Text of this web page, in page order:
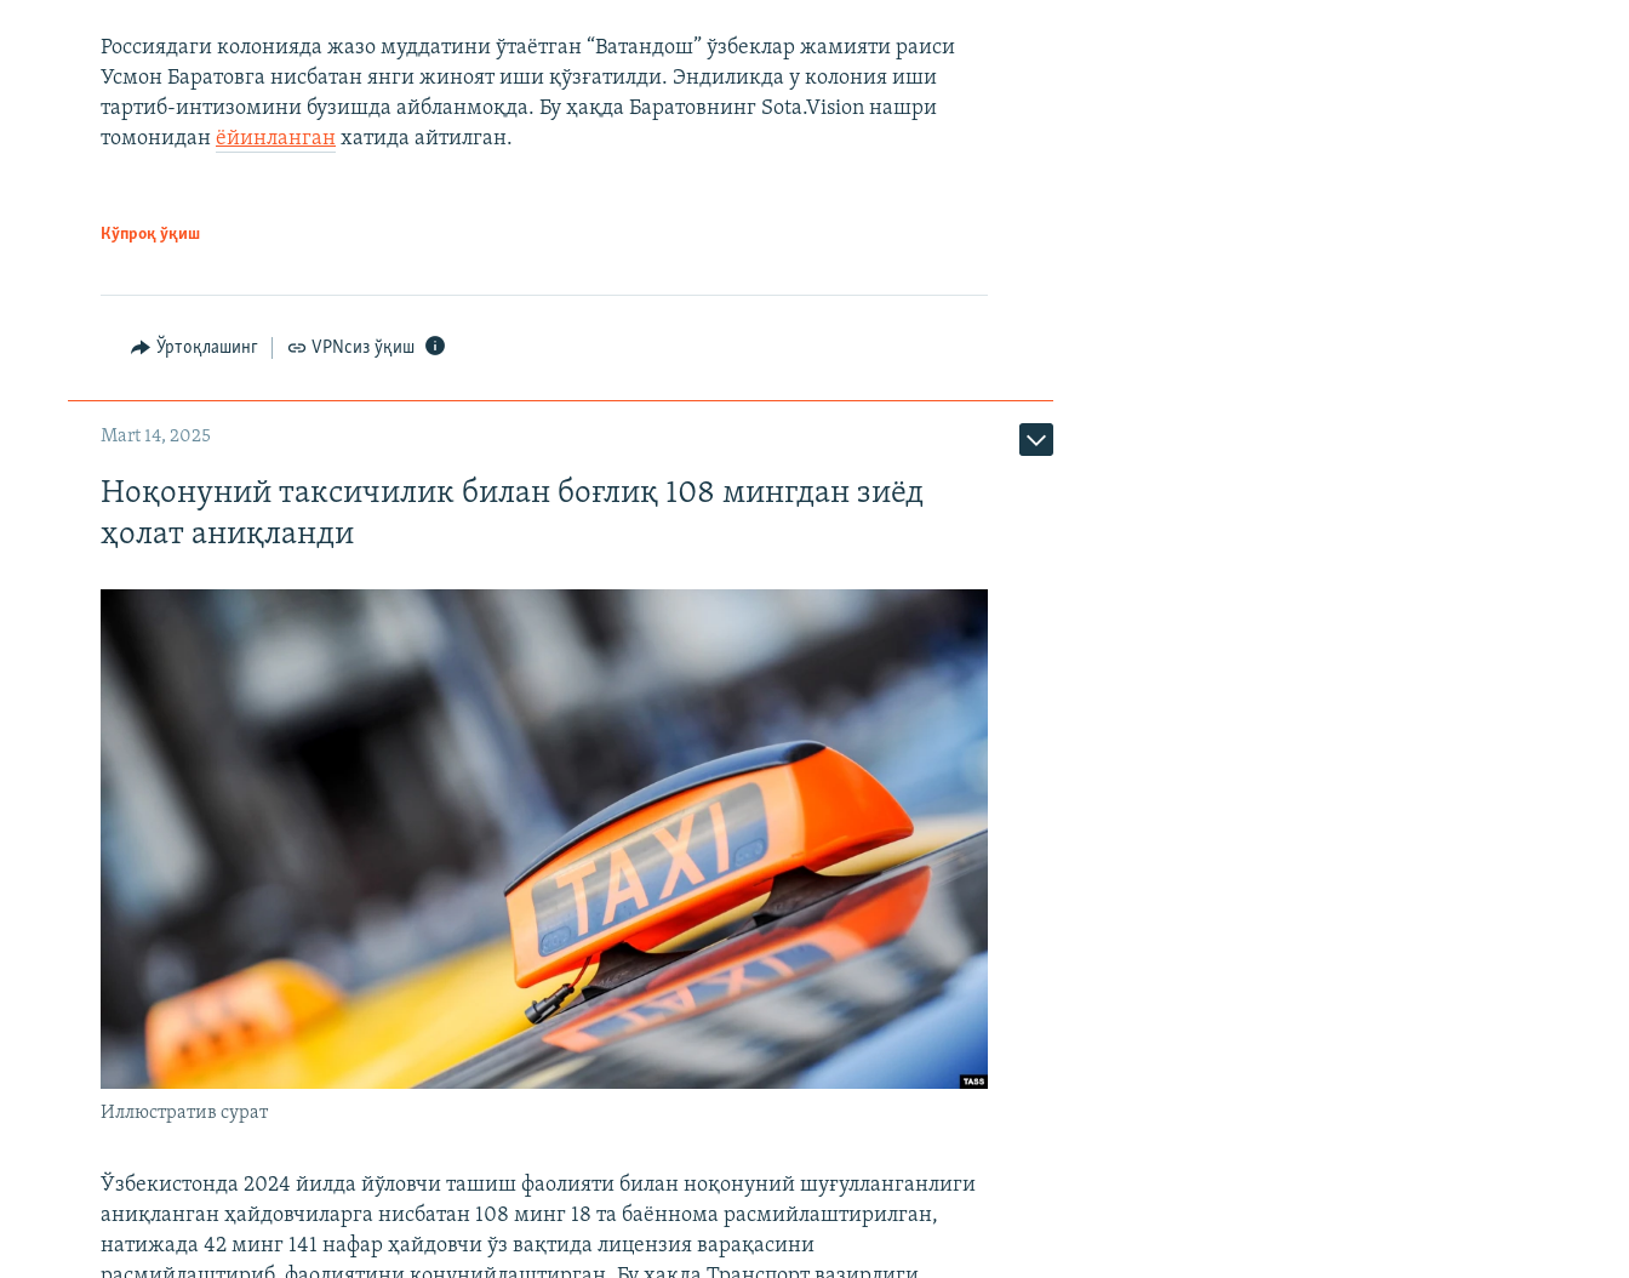
Россиядаги колонияда жазо муддатини ўтаётган “Ватандош” ўзбеклар жамияти раиси
Усмон Баратовга нисбатан янги жиноят иши қўзғатилди. Эндиликда у колония иши
тартиб-интизомини бузишда айбланмоқда. Бу ҳақда Баратовнинг Sota.Vision нашри
томонидан ёйинланган хатида айтилган.
Кўпроқ ўқиш
Ўртоқлашинг VPNсиз ўқиш
Mart 14, 2025
Ноқонуний таксичилик билан боғлиқ 108 мингдан зиёд
ҳолат аниқланди
Иллюстратив сурат
Ўзбекистонда 2024 йилда йўловчи ташиш фаолияти билан ноқонуний шуғулланганлиги
аниқланган ҳайдовчиларга нисбатан 108 минг 18 та баённома расмийлаштирилган,
натижада 42 минг 141 нафар ҳайдовчи ўз вақтида лицензия варақасини